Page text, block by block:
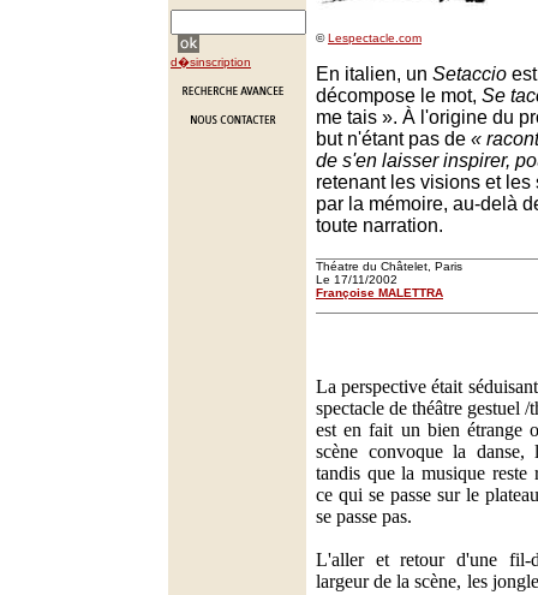
d�sinscription
©Lespectacle.com
En italien, un Setaccio
décompose le mot, Se
me tais ». À l'origine du
but n'étant pas de «
de s'en laisser inspirer,
retenant les visions et
par la mémoire, au-delà
toute narration.
Théatre du Châtelet, Paris
Le 17/11/2002
Françoise MALETTRA
La perspective était
spectacle de théâtre gestuel
est en fait un bien étrange
scène convoque la
tandis que la musique reste
ce qui se passe sur le
se passe pas.
L'aller et retour d'une fil-
largeur de la scène, les